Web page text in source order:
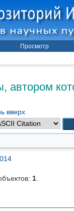
Просмотр
автором
вверх
1